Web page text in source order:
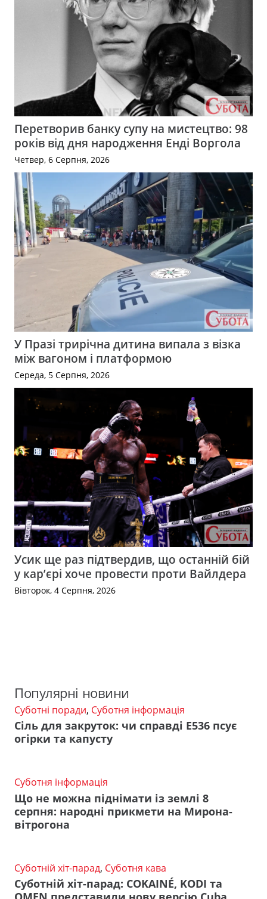
Перетворив банку супу на мистецтво: 98
років від дня народження Енді Воргола
Четвер, 6 Серпня, 2026
У Празі трирічна дитина випала з візка
між вагоном і платформою
Середа, 5 Серпня, 2026
Усик ще раз підтвердив, що останній бій
у кар’єрі хоче провести проти Вайлдера
Вівторок, 4 Серпня, 2026
Популярні новини
Суботні поради, Суботня інформація
Сіль для закруток: чи справді Е536 псує
огірки та капусту
Суботня інформація
Що не можна піднімати із землі 8
серпня: народні прикмети на Мирона-
вітрогона
Суботній хіт-парад, Суботня кава
Суботній хіт-парад: COKAINÉ, KODI та